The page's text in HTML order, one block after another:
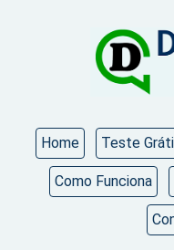
Home Teste
Como Funciona